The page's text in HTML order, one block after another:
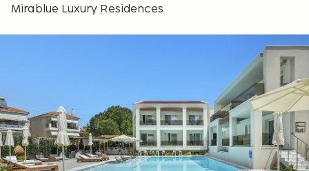
Mirablue Luxury Residences